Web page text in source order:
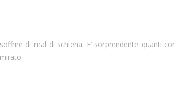
di mal di schiena. E’ sorprendente quanti